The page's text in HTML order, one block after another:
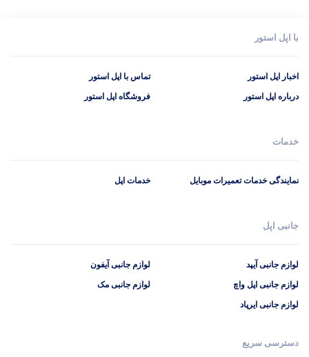
با اپل استور
اخبار اپل استور
درباره اپل استور
تماس با اپل استور
فروشگاه اپل استور
خدمات
نمایندگی خدمات تعمیرات موبایل خدمات اپل
جانبی اپل
لوازم جانبی آیپد
لوازم جانبی اپل واچ
لوازم جانبی ایرپاد
لوازم جانبی آیفون
لوازم جانبی مک
دسترسی سریع